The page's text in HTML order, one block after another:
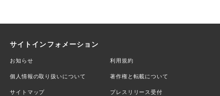
サイトインフォメーション
お知らせ 利用規約
個人情報の取り扱いについて 著作権と転載について
サイトマップ プレスリリース受付